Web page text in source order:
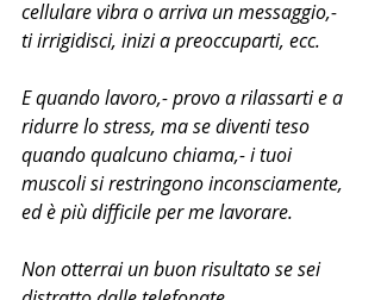
cellulare vibra o arriva un messaggio,-
ti irrigidisci, inizi a preoccuparti, ecc.
E quando lavoro,- provo a rilassarti e a
ridurre lo stress, ma se diventi teso
quando qualcuno chiama,- i tuoi
muscoli si restringono inconsciamente,
ed è più difficile per me lavorare.
Non otterrai un buon risultato se sei